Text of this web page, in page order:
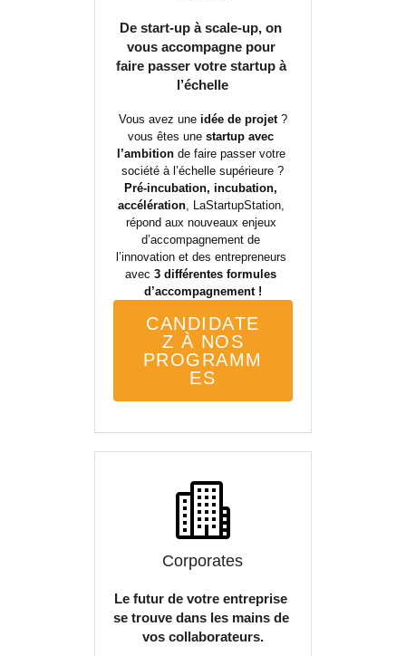
De start-up à scale-up, on
vous accompagne pour
faire passer votre startup à
l’échelle
Vous avez une idée de projet ?
vous êtes une startup avec
l’ambition de faire passer votre
société à l’échelle supérieure ?
Pré-incubation, incubation,
accélération, LaStartupStation,
répond aux nouveaux enjeux
d’accompagnement de
l’innovation et des entrepreneurs
avec 3 différentes formules
d’accompagnement !
CANDIDATE
Z À NOS
PROGRAMM
ES
Corporates
Le futur de votre entreprise
se trouve dans les mains de
vos collaborateurs.